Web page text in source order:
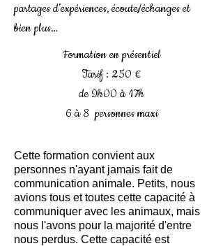
partages d’expériences, écoute/échanges et
bien plus…
Formation en présentiel
Tarif : 250 €
de 9h00 à 17h
6 à 8 personnes maxi
Cette formation convient aux
personnes n'ayant jamais fait de
communication animale. Petits, nous
avions tous et toutes cette capacité à
communiquer avec les animaux, mais
nous l'avons pour la majorité d'entre
nous perdus. Cette capacité est